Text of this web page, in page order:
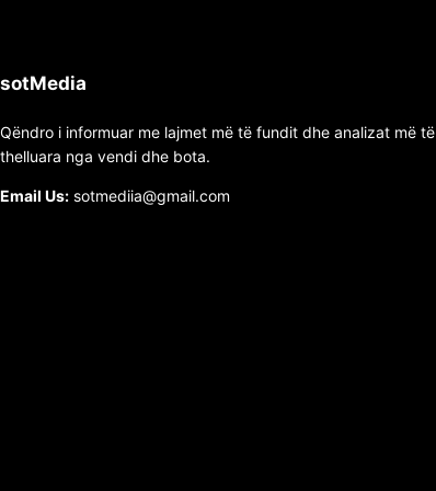
sotMedia
Qëndro i informuar me lajmet më të fundit dhe analizat më të
thelluara nga vendi dhe bota.
Email Us: sotmediia@gmail.com